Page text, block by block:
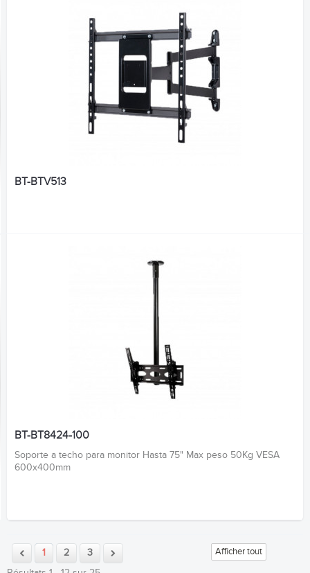
BT-BTV513
BT-BT8424-100
Soporte a techo para monitor Hasta 75" Max peso 50Kg VESA
600x400mm
Afficher tout
1 2
3